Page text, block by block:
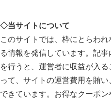
◇当サイトについて
このサイトでは、枠にとらわ
る情報を発信しています。記
を行うと、運営者に収益が入
って、サイトの運営費用を賄
できています。お得なクーポ